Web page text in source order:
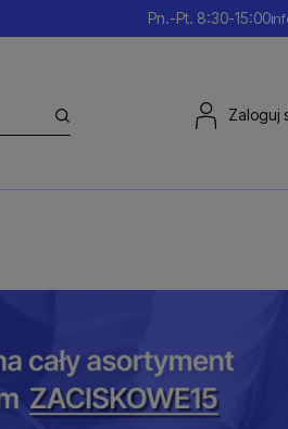
Pn.-Pt. 8:30-15:00
Zaloguj